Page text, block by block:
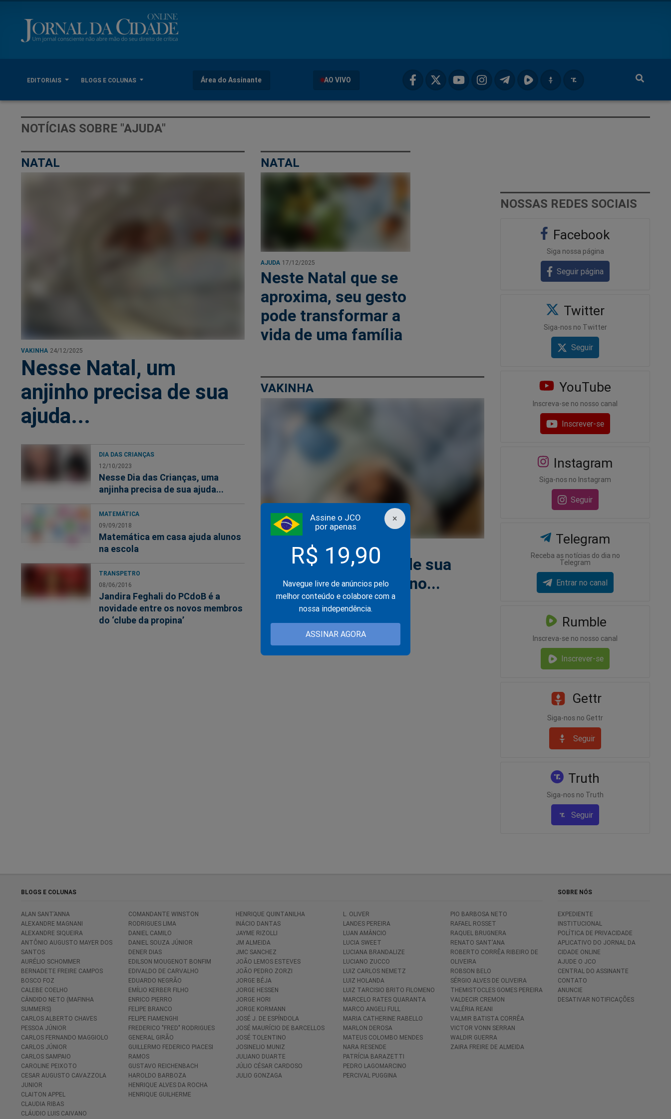
EDITORIAIS BLOGS E COLUNAS Área do Assinante AO VIVO
×
Assine o JCO
por apenas
R$ 19,90
Navegue livre de anúncios pelo
melhor conteúdo e colabore com a
nossa independência.
ASSINAR AGORA
NOTÍCIAS SOBRE "AJUDA"
NATAL
VAKINHA 24/12/2025
Nesse Natal, um
anjinho precisa de sua
ajuda...
DIA DAS CRIANÇAS
12/10/2023
Nesse Dia das Crianças, uma
anjinha precisa de sua ajuda...
MATEMÁTICA
09/09/2018
Matemática em casa ajuda alunos
na escola
TRANSPETRO
08/06/2016
Jandira Feghali do PCdoB é a
novidade entre os novos membros
do ‘clube da propina’
NATAL
AJUDA 17/12/2025
Neste Natal que se
aproxima, seu gesto
pode transformar a
vida de uma família
VAKINHA
07/12/2025
Um anjinho precisa de sua
ajuda nesse fim de ano...
NOSSAS REDES SOCIAIS
Facebook
Siga nossa página
Seguir página
Twitter
Siga-nos no Twitter
Seguir
YouTube
Inscreva-se no nosso canal
Inscrever-se
Instagram
Siga-nos no Instagram
Seguir
Telegram
Receba as notícias do dia no
Telegram
Entrar no canal
Rumble
Inscreva-se no nosso canal
Inscrever-se
Gettr
Siga-nos no Gettr
Seguir
Truth
Siga-nos no Truth
Seguir
BLOGS E COLUNAS
ALAN SANT’ANNA
ALEXANDRE MAGNANI
ALEXANDRE SIQUEIRA
ANTÔNIO AUGUSTO MAYER DOS
SANTOS
AURÉLIO SCHOMMER
BERNADETE FREIRE CAMPOS
BOSCO FOZ
CALEBE COELHO
CÂNDIDO NETO (MAFINHA
SUMMERS)
CARLOS ALBERTO CHAVES
PESSOA JÚNIOR
CARLOS FERNANDO MAGGIOLO
CARLOS JÚNIOR
CARLOS SAMPAIO
CAROLINE PEIXOTO
CESAR AUGUSTO CAVAZZOLA
JUNIOR
CLAITON APPEL
CLAUDIA RIBAS
CLÁUDIO LUIS CAIVANO
COMANDANTE WINSTON
RODRIGUES LIMA
DANIEL CAMILO
DANIEL SOUZA JÚNIOR
DENER DIAS
EDILSON MOUGENOT BONFIM
EDIVALDO DE CARVALHO
EDUARDO NEGRÃO
EMÍLIO KERBER FILHO
ENRICO PIERRO
FELIPE BRANCO
FELIPE FIAMENGHI
FREDERICO "FRED" RODRIGUES
GENERAL GIRÃO
GUILLERMO FEDERICO PIACESI
RAMOS
GUSTAVO REICHENBACH
HAROLDO BARBOZA
HENRIQUE ALVES DA ROCHA
HENRIQUE GUILHERME
HENRIQUE QUINTANILHA
INÁCIO DANTAS
JAYME RIZOLLI
JM ALMEIDA
JMC SANCHEZ
JOÃO LEMOS ESTEVES
JOÃO PEDRO ZORZI
JORGE BÉJA
JORGE HESSEN
JORGE HORI
JORGE KORMANN
JOSÉ J. DE ESPÍNDOLA
JOSÉ MAURÍCIO DE BARCELLOS
JOSÉ TOLENTINO
JOSINELIO MUNIZ
JULIANO DUARTE
JÚLIO CÉSAR CARDOSO
JULIO GONZAGA
L. OLIVER
LANDES PEREIRA
LUAN AMÂNCIO
LUCIA SWEET
LUCIANA BRANDALIZE
LUCIANO ZUCCO
LUIZ CARLOS NEMETZ
LUIZ HOLANDA
LUIZ TARCISIO BRITO FILOMENO
MARCELO RATES QUARANTA
MARCO ANGELI FULL
MARIA CATHERINE RABELLO
MARLON DEROSA
MATEUS COLOMBO MENDES
NARA RESENDE
PATRÍCIA BARAZETTI
PEDRO LAGOMARCINO
PERCIVAL PUGGINA
PIO BARBOSA NETO
RAFAEL ROSSET
RAQUEL BRUGNERA
RENATO SANT'ANA
ROBERTO CORRÊA RIBEIRO DE
OLIVEIRA
ROBSON BELO
SÉRGIO ALVES DE OLIVEIRA
THEMISTOCLES GOMES PEREIRA
VALDECIR CREMON
VALÉRIA REANI
VALMIR BATISTA CORRÊA
VICTOR VONN SERRAN
WALDIR GUERRA
ZAIRA FREIRE DE ALMEIDA
SOBRE NÓS
EXPEDIENTE
INSTITUCIONAL
POLÍTICA DE PRIVACIDADE
APLICATIVO DO JORNAL DA
CIDADE ONLINE
AJUDE O JCO
CENTRAL DO ASSINANTE
CONTATO
ANUNCIE
DESATIVAR NOTIFICAÇÕES